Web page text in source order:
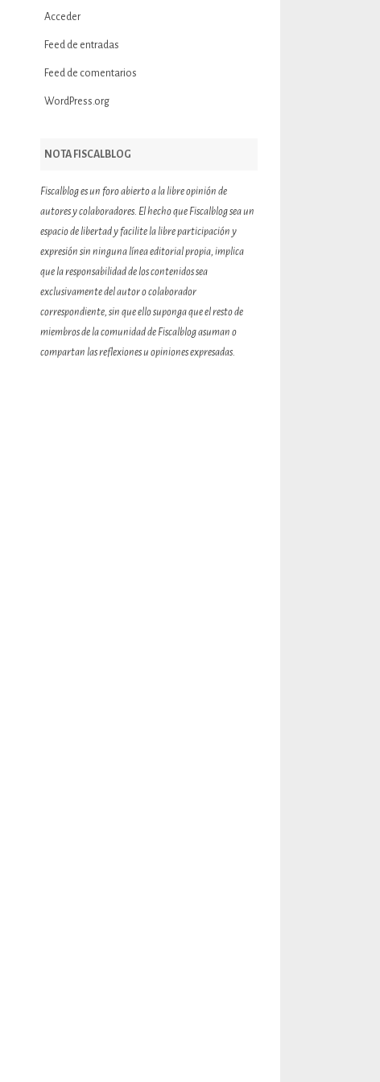
Acceder
Feed de entradas
Feed de comentarios
WordPress.org
NOTA FISCALBLOG
Fiscalblog es un foro abierto a la libre opinión de
autores y colaboradores. El hecho que Fiscalblog sea un
espacio de libertad y facilite la libre participación y
expresión sin ninguna línea editorial propia, implica
que la responsabilidad de los contenidos sea
exclusivamente del autor o colaborador
correspondiente, sin que ello suponga que el resto de
miembros de la comunidad de Fiscalblog asuman o
compartan las reflexiones u opiniones expresadas.